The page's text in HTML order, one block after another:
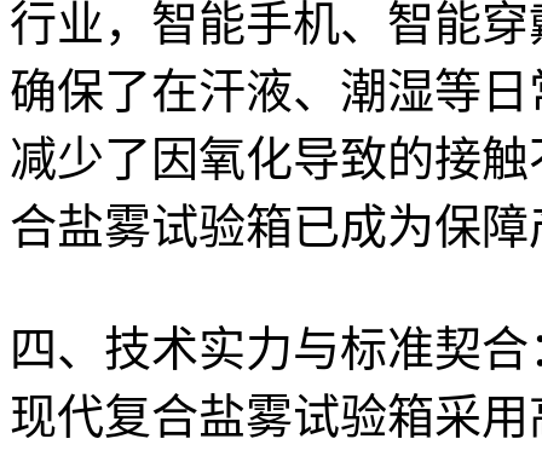
行业，智能手机、智能
确保了在汗液、潮湿等
减少了因氧化导致的接
合盐雾试验箱已成为保
四、技术实力与标准契
现代复合盐雾试验箱采